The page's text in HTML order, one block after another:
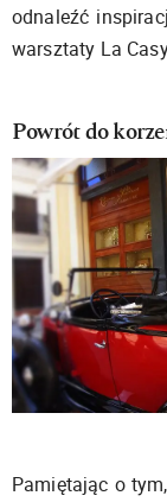
odnaleźć
warsztaty La
Powrót do
Pamiętając o